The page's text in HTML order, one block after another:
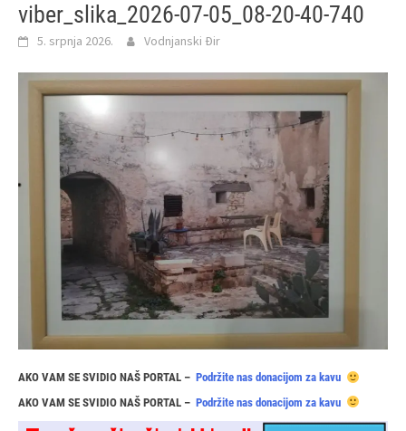
viber_slika_2026-07-05_08-20-40-740
5. srpnja 2026. Vodnjanski Đir
AKO VAM SE SVIDIO NAŠ PORTAL – Podržite nas donacijom za kavu
AKO VAM SE SVIDIO NAŠ PORTAL – Podržite nas donacijom za kavu